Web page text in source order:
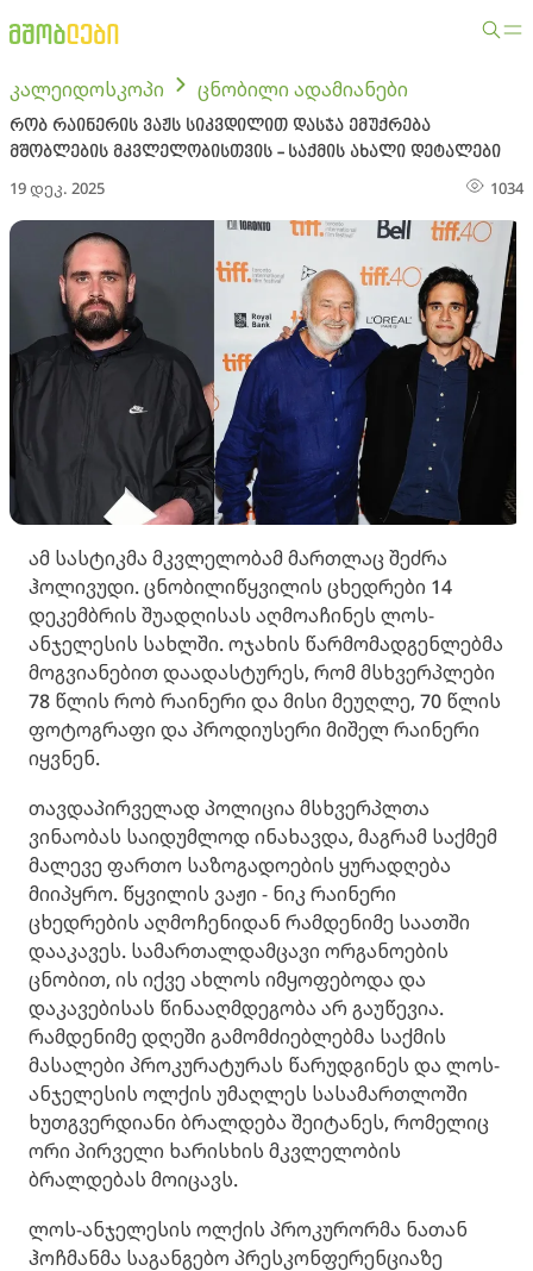
კალეიდოსკოპი ცნობილი ადამიანები
რობ რაინერის ვაჟს სიკვდილით დასჯა ემუქრება
მშობლების მკვლელობისთვის - საქმის ახალი დეტალები
19 დეკ. 2025 1034
ამ სასტიკმა მკვლელობამ მართლაც შეძრა
ჰოლივუდი. ცნობილიწყვილის ცხედრები 14
დეკემბრის შუადღისას აღმოაჩინეს ლოს-
ანჯელესის სახლში. ოჯახის წარმომადგენლებმა
მოგვიანებით დაადასტურეს, რომ მსხვერპლები
78 წლის რობ რაინერი და მისი მეუღლე, 70 წლის
ფოტოგრაფი და პროდიუსერი მიშელ რაინერი
იყვნენ.
თავდაპირველად პოლიცია მსხვერპლთა
ვინაობას საიდუმლოდ ინახავდა, მაგრამ საქმემ
მალევე ფართო საზოგადოების ყურადღება
მიიპყრო. წყვილის ვაჟი - ნიკ რაინერი
ცხედრების აღმოჩენიდან რამდენიმე საათში
დააკავეს. სამართალდამცავი ორგანოების
ცნობით, ის იქვე ახლოს იმყოფებოდა და
დაკავებისას წინააღმდეგობა არ გაუწევია.
რამდენიმე დღეში გამომძიებლებმა საქმის
მასალები პროკურატურას წარუდგინეს და ლოს-
ანჯელესის ოლქის უმაღლეს სასამართლოში
ხუთგვერდიანი ბრალდება შეიტანეს, რომელიც
ორი პირველი ხარისხის მკვლელობის
ბრალდებას მოიცავს.
ლოს-ანჯელესის ოლქის პროკურორმა ნათან
ჰოჩმანმა საგანგებო პრესკონფერენციაზე